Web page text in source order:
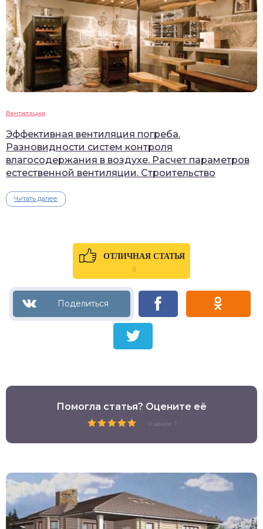
Вентиляция
Эффективная вентиляция погреба.
Разновидности систем контроля
влагосодержания в воздухе. Расчет параметров
естественной вентиляции. Строительство
Читать далее
ОТЛИЧНАЯ СТАТЬЯ
0
Помогла статья? Оцените её
Оценок: 1